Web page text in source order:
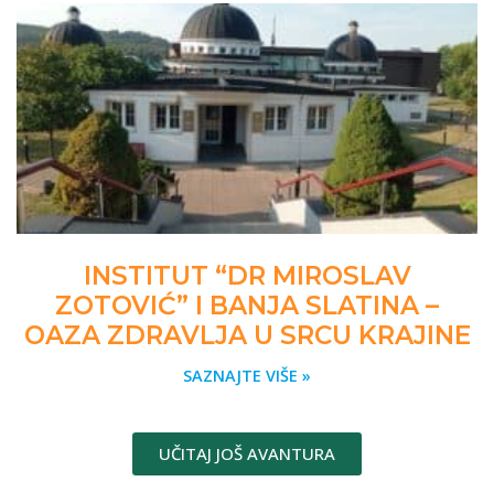
INSTITUT “DR MIROSLAV
ZOTOVIĆ” I BANJA SLATINA –
OAZA ZDRAVLJA U SRCU KRAJINE
SAZNAJTE VIŠE »
UČITAJ JOŠ AVANTURA